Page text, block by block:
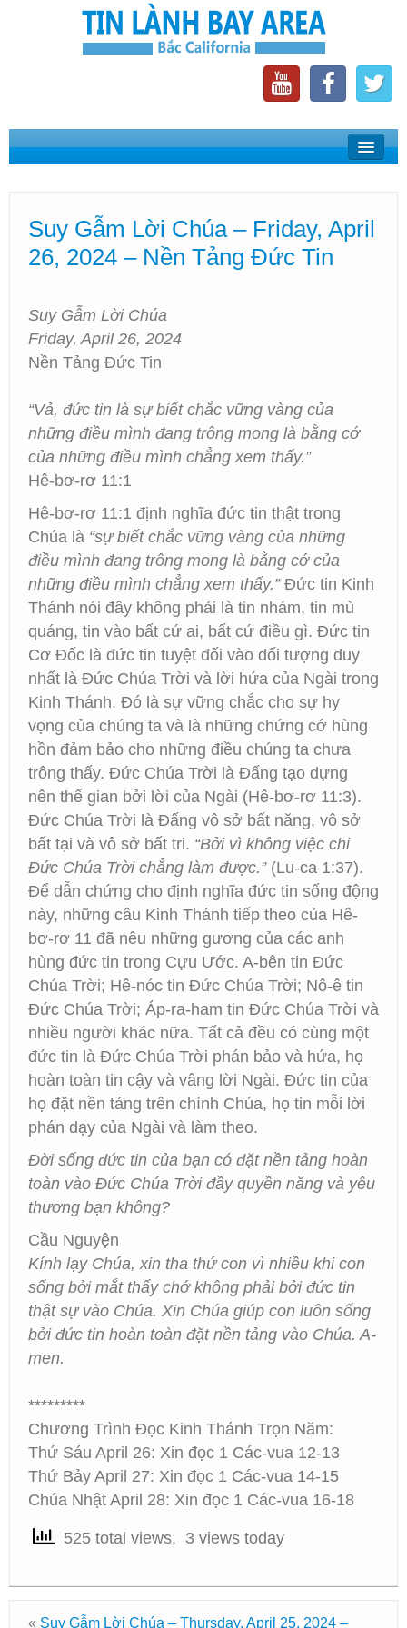
Home
Phát Thanh Tin Lành Bay Area
Các Hội Thánh Bắc California
Suy Gẫm Lời Chúa – Friday, April
26, 2024 – Nền Tảng Đức Tin
Suy Gẫm Lời Chúa
Friday, April 26, 2024
Nền Tảng Đức Tin
“Vả, đức tin là sự biết chắc vững vàng của
những điều mình đang trông mong là bằng cớ
của những điều mình chẳng xem thấy.”
Hê-bơ-rơ 11:1
Hê-bơ-rơ 11:1 định nghĩa đức tin thật trong
Chúa là “sự biết chắc vững vàng của những
điều mình đang trông mong là bằng cớ của
những điều mình chẳng xem thấy.”Đức tin Kinh
Thánh nói đây không phải là tin nhảm, tin mù
quáng, tin vào bất cứ ai, bất cứ điều gì. Đức tin
Cơ Đốc là đức tin tuyệt đối vào đối tượng duy
nhất là Đức Chúa Trời và lời hứa của Ngài trong
Kinh Thánh. Đó là sự vững chắc cho sự hy
vọng của chúng ta và là những chứng cớ hùng
hồn đảm bảo cho những điều chúng ta chưa
trông thấy. Đức Chúa Trời là Đấng tạo dựng
nên thế gian bởi lời của Ngài (Hê-bơ-rơ 11:3).
Đức Chúa Trời là Đấng vô sở bất năng, vô sở
bất tại và vô sở bất tri. “Bởi vì không việc chi
Đức Chúa Trời chẳng làm được.”(Lu-ca 1:37).
Để dẫn chứng cho định nghĩa đức tin sống động
này, những câu Kinh Thánh tiếp theo của Hê-
bơ-rơ 11 đã nêu những gương của các anh
hùng đức tin trong Cựu Ước. A-bên tin Đức
Chúa Trời; Hê-nóc tin Đức Chúa Trời; Nô-ê tin
Đức Chúa Trời; Áp-ra-ham tin Đức Chúa Trời và
nhiều người khác nữa. Tất cả đều có cùng một
đức tin là Đức Chúa Trời phán bảo và hứa, họ
hoàn toàn tin cậy và vâng lời Ngài. Đức tin của
họ đặt nền tảng trên chính Chúa, họ tin mỗi lời
phán dạy của Ngài và làm theo.
Đời sống đức tin của bạn có đặt nền tảng hoàn
toàn vào Đức Chúa Trời đầy quyền năng và yêu
thương bạn không?
Cầu Nguyện
Kính lạy Chúa, xin tha thứ con vì nhiều khi con
sống bởi mắt thấy chớ không phải bởi đức tin
thật sự vào Chúa. Xin Chúa giúp con luôn sống
bởi đức tin hoàn toàn đặt nền tảng vào Chúa. A-
men.
*********
Chương Trình Đọc Kinh Thánh Trọn Năm:
Thứ Sáu April 26: Xin đọc 1 Các-vua 12-13
Thứ Bảy April 27: Xin đọc 1 Các-vua 14-15
Chúa Nhật April 28: Xin đọc 1 Các-vua 16-18
525 total views, 3 views today
« Suy Gẫm Lời Chúa – Thursday, April 25, 2024 –